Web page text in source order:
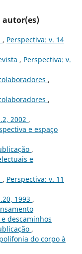
autor(es)
, Perspectiva: v. 14
, Perspectiva: v.
,
,
2002 ,
e espaço
,
e
, Perspectiva: v. 11
1993 ,
descaminhos
,
do corpo à